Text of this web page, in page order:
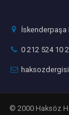
İskenderpaşa
0 212 524 10
© 2000 Haksöz